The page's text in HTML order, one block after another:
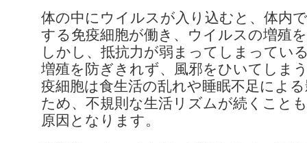
体の中にウイルスが入り込むと、体内
する免疫細胞が働き、ウイルスの増殖
しかし、抵抗力が弱まってしまってい
増殖を防ぎきれず、風邪をひいてしま
疫細胞は食生活の乱れや睡眠不足によ
ため、不規則な生活リズムが続くこと
原因となります。